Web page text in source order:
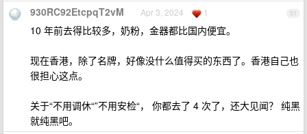
51
930RC92EtcpqT2vM Apr 3, 2024 1
10 年前去得比较多，奶粉，金器都比国内便宜。
现在香港，除了名牌，好像没什么值得买的东西了。香港自己也
很担心这点。
关于“不用调休“”不用安检“， 你都去了 4 次了，还大见闻？ 纯黑
就纯黑吧。